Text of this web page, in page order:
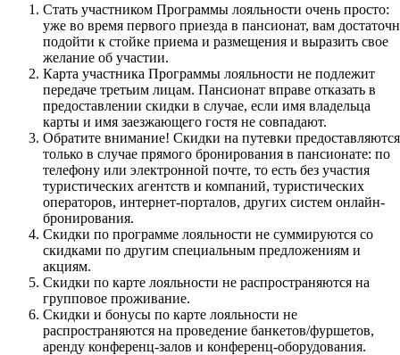
Стать участником Программы лояльности очень просто:
уже во время первого приезда в пансионат, вам
подойти к стойке приема и размещения и выразить свое
желание об участии.
Карта участника Программы лояльности не подлежит
передаче третьим лицам. Пансионат вправе отказать в
предоставлении скидки в случае, если имя владельца
карты и имя заезжающего гостя не совпадают.
Обратите внимание! Скидки на путевки предоставляются
только в случае прямого бронирования в пансионате: по
телефону или электронной почте, то есть без участия
туристических агентств и компаний, туристических
операторов, интернет-порталов, других систем онлайн-
бронирования.
Скидки по программе лояльности не суммируются со
скидками по другим специальным предложениям и
акциям.
Скидки по карте лояльности не распространяются на
групповое проживание.
Скидки и бонусы по карте лояльности не
распространяются на проведение банкетов/фуршетов,
аренду конференц-залов и конференц-оборудования.